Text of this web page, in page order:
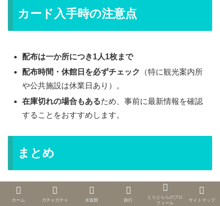
カード入手時の注意点
配布は一か所につき1人1枚まで
配布時間・休館日を必ずチェック
（特に観光案内所
や公共施設は休業日あり）。
在庫切れの場合もあるため、事前に最新情報を確認
することをおすすめします。
まとめ
東京23区内で配布されているアニメコラボマンホールカ
ホーム ガチャガチャ 水族館 旅行
とりとららのプロ
フィール
サイトマップ